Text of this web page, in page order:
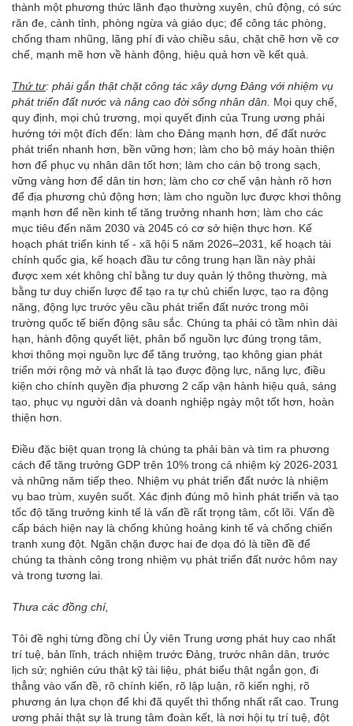
thành một phương thức lãnh đạo thường xuyên, chủ động, có sức
răn đe, cảnh tỉnh, phòng ngừa và giáo dục; để công tác phòng,
chống tham nhũng, lãng phí đi vào chiều sâu, chặt chẽ hơn về cơ
chế, mạnh mẽ hơn về hành động, hiệu quả hơn về kết quả.
Thứ tư: phải gắn thật chặt công tác xây dựng Đảng với nhiệm vụ
phát triển đất nước và nâng cao đời sống nhân dân.
Mọi quy chế,
quy định, mọi chủ trương, mọi quyết định của Trung ương phải
hướng tới một đích đến: làm cho Đảng mạnh hơn, để đất nước
phát triển nhanh hơn, bền vững hơn; làm cho bộ máy hoàn thiện
hơn để phục vụ nhân dân tốt hơn; làm cho cán bộ trong sạch,
vững vàng hơn để dân tin hơn; làm cho cơ chế vận hành rõ hơn
để địa phương chủ động hơn; làm cho nguồn lực được khơi thông
mạnh hơn để nền kinh tế tăng trưởng nhanh hơn; làm cho các
mục tiêu đến năm 2030 và 2045 có cơ sở hiện thực hơn. Kế
hoạch phát triển kinh tế - xã hội 5 năm 2026–2031, kế hoạch tài
chính quốc gia, kế hoạch đầu tư công trung hạn lần này phải
được xem xét không chỉ bằng tư duy quản lý thông thường, mà
bằng tư duy chiến lược để tạo ra tự chủ chiến lược, tạo ra động
năng, động lực trước yêu cầu phát triển đất nước trong môi
trường quốc tế biến động sâu sắc. Chúng ta phải có tầm nhìn dài
hạn, hành động quyết liệt, phân bổ nguồn lực đúng trọng tâm,
khơi thông mọi nguồn lực để tăng trưởng, tạo không gian phát
triển mới rộng mở và nhất là tạo được động lực, năng lực, điều
kiện cho chính quyền địa phương 2 cấp vận hành hiệu quả, sáng
tạo, phục vụ người dân và doanh nghiệp ngày một tốt hơn, hoàn
thiện hơn.
Điều đặc biệt quan trọng là chúng ta phải bàn và tìm ra phương
cách để tăng trưởng GDP trên 10% trong cả nhiệm kỳ 2026-2031
và những năm tiếp theo. Nhiệm vụ phát triển đất nước là nhiệm
vụ bao trùm, xuyên suốt. Xác định đúng mô hình phát triển và tạo
tốc độ tăng trưởng kinh tế là vấn đề rất trọng tâm, cốt lõi. Vấn đề
cấp bách hiện nay là chống khủng hoảng kinh tế và chống chiến
tranh xung đột. Ngăn chặn được hai đe dọa đó là tiền đề để
chúng ta thành công trong nhiệm vụ phát triển đất nước hôm nay
và trong tương lai.
Thưa các đồng chí,
Tôi đề nghị từng đồng chí Ủy viên Trung ương phát huy cao nhất
trí tuệ, bản lĩnh, trách nhiệm trước Đảng, trước nhân dân, trước
lịch sử; nghiên cứu thật kỹ tài liệu, phát biểu thật ngắn gọn, đi
thẳng vào vấn đề, rõ chính kiến, rõ lập luận, rõ kiến nghị, rõ
phương án lựa chọn để khi đã quyết thì thống nhất rất cao. Trung
ương phải thật sự là trung tâm đoàn kết, là nơi hội tụ trí tuệ, đột